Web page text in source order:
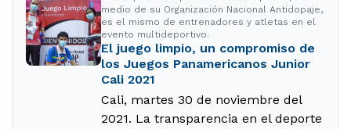
medio de su Organización Nacional Antidopaje,
es el mismo de entrenadores y atletas en el
evento multideportivo.
El juego limpio, un compromiso de
los Juegos Panamericanos Junior
Cali 2021
Cali, martes 30 de noviembre del
2021. La transparencia en el deporte